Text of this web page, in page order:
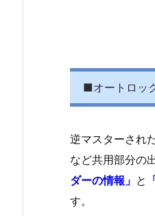
1.
1.
マ
ス
タ
■オートロッ
逆マスターされ
など共用部分の
ダーの情報」 と
す。